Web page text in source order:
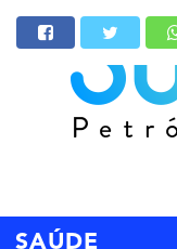
SAÚDE